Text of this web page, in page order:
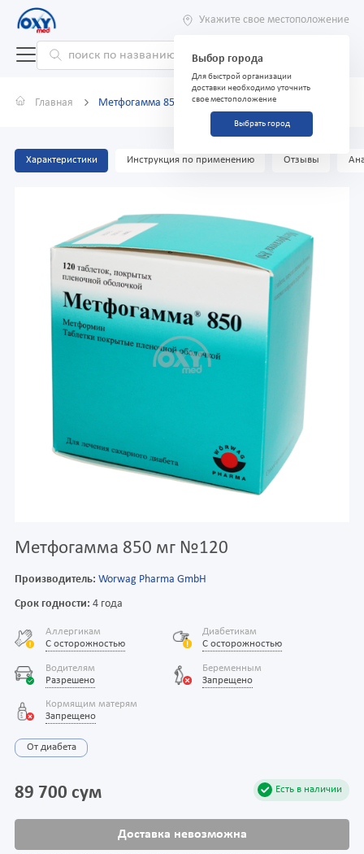
Укажите свое местоположение
Выбор города
Для быстрой организации
доставки необходимо уточнить
свое местоположение
Выбрать город
Главная Метфогамма 850 мг №120
Характеристики Инструкция по применению Отзывы
Метфогамма 850 мг №120
Производитель: Worwag Pharma GmbH
Срок годности: 4 года
Аллергикам
С осторожностью
Диабетикам
С осторожностью
Водителям
Разрешено
Беременным
Запрещено
Кормящим матерям
Запрещено
От диабета
Есть в наличии
89 700 сум
Доставка невозможна